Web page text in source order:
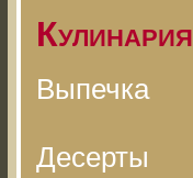
Кулинария
Выпечка
Десерты